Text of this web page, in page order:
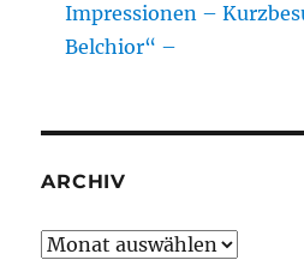
Impressionen –
Belchior“ –
ARCHIV
Archiv